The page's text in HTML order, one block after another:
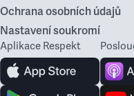
Ochrana osobních údajů
Nastavení soukromí
Aplikace Respekt